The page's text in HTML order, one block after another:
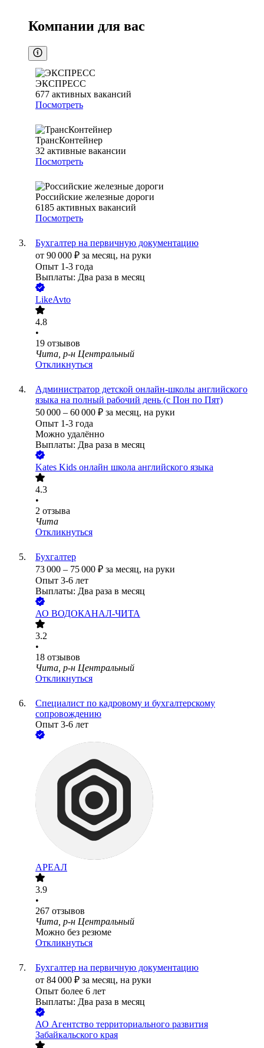
Компании для вас
ЭКСПРЕСС
677 активных вакансий
Посмотреть
ТрансКонтейнер
32 активные вакансии
Посмотреть
Российские железные дороги
6185 активных вакансий
Посмотреть
Бухгалтер на первичную документацию
от 90 000 ₽ за месяц, на руки
Опыт 1-3 года
Выплаты: Два раза в месяц
LikeAvto
4.8
•
19 отзывов
Чита, р-н Центральный
Откликнуться
Администратор детской онлайн-школы английского
языка на полный рабочий день (с Пон по Пят)
50 000 – 60 000 ₽ за месяц, на руки
Опыт 1-3 года
Можно удалённо
Выплаты: Два раза в месяц
Kates Kids онлайн школа английского языка
4.3
•
2 отзыва
Чита
Откликнуться
Бухгалтер
73 000 – 75 000 ₽ за месяц, на руки
Опыт 3-6 лет
Выплаты: Два раза в месяц
АО ВОДОКАНАЛ-ЧИТА
3.2
•
18 отзывов
Чита, р-н Центральный
Откликнуться
Специалист по кадровому и бухгалтерскому
сопровождению
Опыт 3-6 лет
АРЕАЛ
3.9
•
267 отзывов
Чита, р-н Центральный
Можно без резюме
Откликнуться
Бухгалтер на первичную документацию
от 84 000 ₽ за месяц, на руки
Опыт более 6 лет
Выплаты: Два раза в месяц
АО Агентство территориального развития
Забайкальского края